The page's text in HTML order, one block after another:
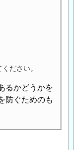
ださい。
るかどうかを
防ぐためのも